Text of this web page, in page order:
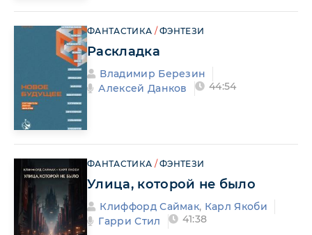
ФАНТАСТИКА /ФЭНТЕЗИ
Раскладка
Владимир Березин
Алексей Данков
44:54
ФАНТАСТИКА /ФЭНТЕЗИ
Улица, которой не было
Клиффорд Саймак, Карл Якоби
Гарри Стил
41:38